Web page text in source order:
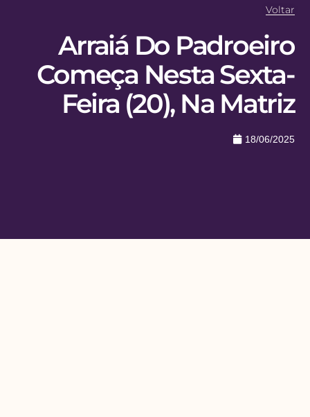
Voltar
Arraiá Do Padroeiro
Começa Nesta Sexta-
Feira (20), Na Matriz
18/06/2025